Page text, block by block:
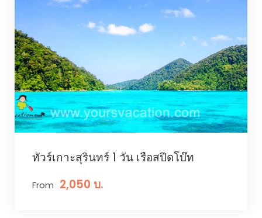
ทัวร์เกาะสุรินทร์ 1 วัน เรือสปีดโบ๊ท
From 2,050 บ.